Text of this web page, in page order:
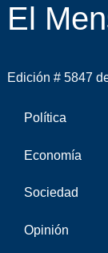
El
Edición # 5847
Política
Economía
Sociedad
Opinión